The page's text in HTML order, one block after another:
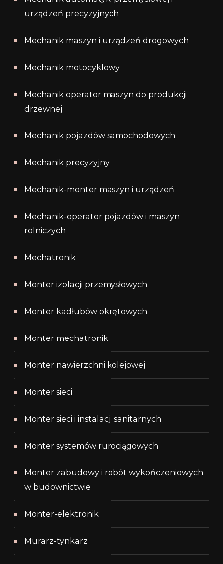
urządzeń precyzyjnych
Mechanik maszyn i urządzeń drogowych
Mechanik motocyklowy
Mechanik operator maszyn do produkcji
drzewnej
Mechanik pojazdów samochodowych
Mechanik precyzyjny
Mechanik-monter maszyn i urządzeń
Mechanik-operator pojazdów i maszyn
rolniczych
Mechatronik
Monter izolacji przemysłowych
Monter kadłubów okrętowych
Monter mechatronik
Monter nawierzchni kolejowej
Monter sieci
Monter sieci i instalacji sanitarnych
Monter systemów rurociągowych
Monter zabudowy i robót wykończeniowych
w budownictwie
Monter-elektronik
Murarz-tynkarz